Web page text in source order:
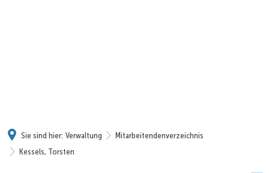
Sie sind hier: Verwaltung
Mitarbeitendenverzeichnis
Kessels, Torsten